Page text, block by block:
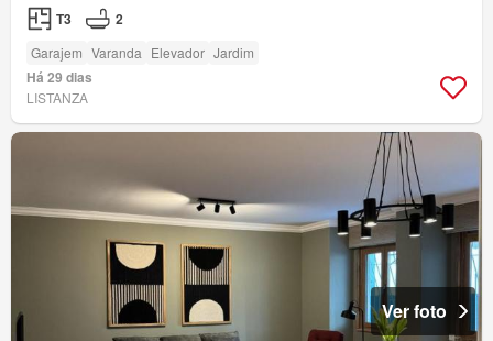
T3 2
Garajem Varanda Elevador Jardim
Há 29 dias
LISTANZA
Ver foto